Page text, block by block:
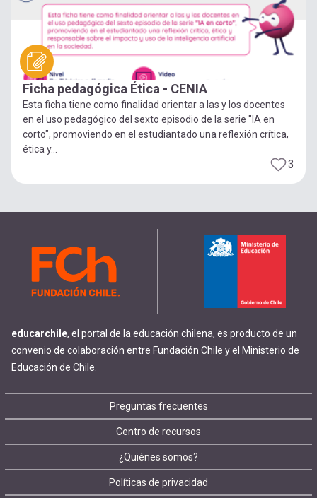
Ficha pedagógica Ética - CENIA
Esta ficha tiene como finalidad orientar a las y los docentes
en el uso pedagógico del sexto episodio de la serie "IA en
corto", promoviendo en el estudiantado una reflexión crítica,
ética y...
3
educarchile, el portal de la educación chilena, es producto de un
convenio de colaboración entre Fundación Chile y el Ministerio de
Educación de Chile.
Footer
menu
Preguntas frecuentes
Centro de recursos
¿Quiénes somos?
Políticas de privacidad